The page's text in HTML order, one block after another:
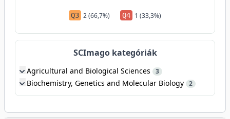
Q3 2 (66,7%) Q4 1 (33,3%)
SCImago kategóriák
Agricultural and Biological Sciences 3
Biochemistry, Genetics and Molecular Biology 2